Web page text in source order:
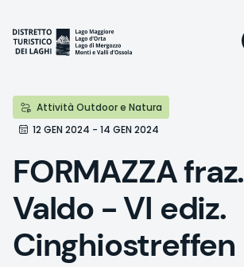
contenu
principal
Attività Outdoor e Natura
12 GEN 2024 - 14 GEN 2024
FORMAZZA fraz.
Valdo - VI ediz.
Cinghiostreffen